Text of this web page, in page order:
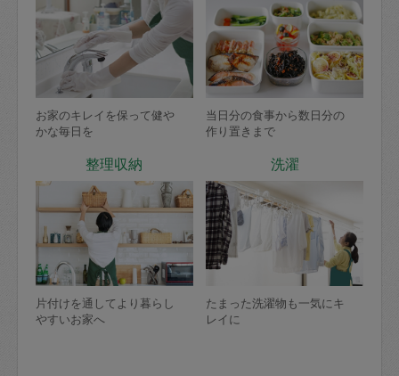
お家のキレイを保って健や
かな毎日を
当日分の食事から数日分の
作り置きまで
整理収納
片付けを通してより暮らし
やすいお家へ
洗濯
たまった洗濯物も一気にキ
レイに